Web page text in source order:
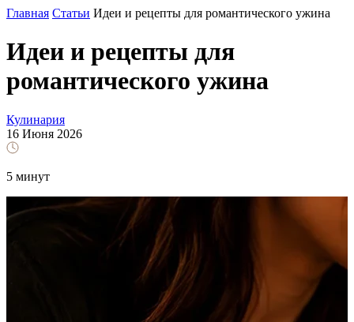
Главная Статьи Идеи и рецепты для романтического ужина
Идеи и рецепты для
романтического ужина
Кулинария
16 Июня 2026
5 минут